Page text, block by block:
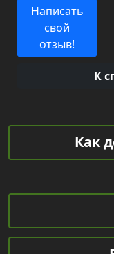
Написать
свой
отзыв!
К
Как